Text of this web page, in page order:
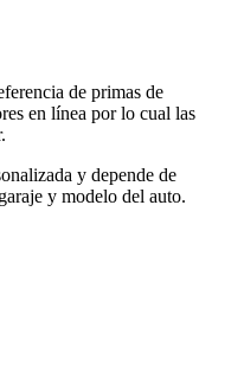
de primas de
en línea por lo cual las
y depende de
y modelo del auto.